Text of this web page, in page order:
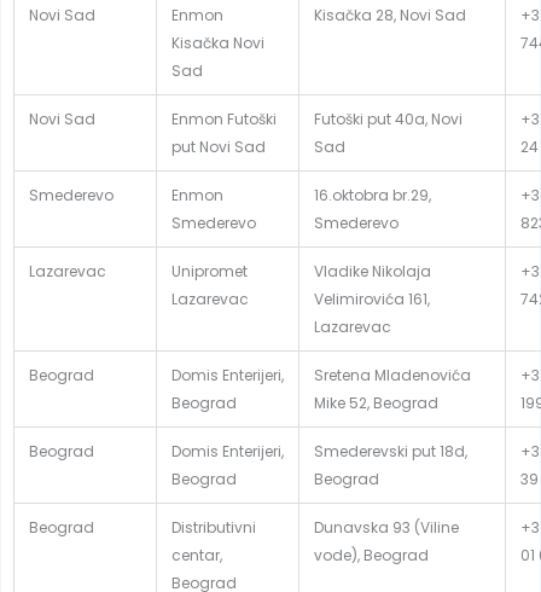
Novi Sad
Enmon
Kisačka Novi
Sad
Kisačka 28, Novi Sad
Novi Sad
Enmon Futoški
put Novi Sad
Futoški put 40a, Novi
Sad
24
Smederevo
Enmon
Smederevo
16.oktobra br.29,
Smederevo
Lazarevac
Unipromet
Lazarevac
Vladike Nikolaja
Velimirovića 161,
Lazarevac
Beograd
Domis Enterijeri,
Beograd
Sretena Mladenovića
Mike 52, Beograd
Beograd
Domis Enterijeri,
Beograd
Smederevski put 18d,
Beograd
Beograd
Distributivni
centar,
Beograd
Dunavska 93 (Viline
vode), Beograd
01